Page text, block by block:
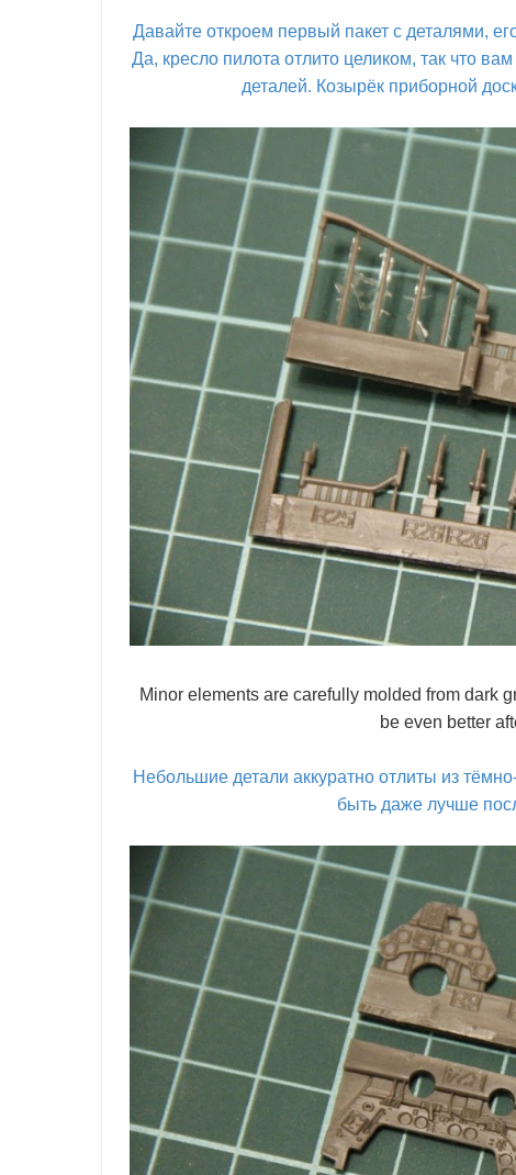
Давайте откроем первый пакет с деталями,
Да, кресло пилота отлито целиком, так что
деталей. Козырёк приборной
Minor elements are carefully molded from dark
be even better
Небольшие детали аккуратно отлиты из
быть даже лучше